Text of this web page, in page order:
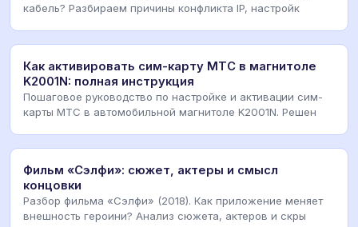
кабель? Разбираем причины конфликта IP, настройк
Как активировать сим-карту МТС в магнитоле
K2001N: полная инструкция
Пошаговое руководство по настройке и активации сим-
карты МТС в автомобильной магнитоле K2001N. Решен
Фильм «Сэлфи»: сюжет, актеры и смысл
концовки
Разбор фильма «Сэлфи» (2018). Как приложение меняет
внешность героини? Анализ сюжета, актеров и скры